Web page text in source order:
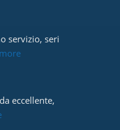
servizio, seri
eccellente,